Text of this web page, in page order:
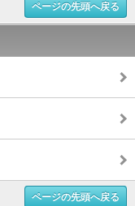
ページの先頭へ戻る
ページの先頭へ戻る